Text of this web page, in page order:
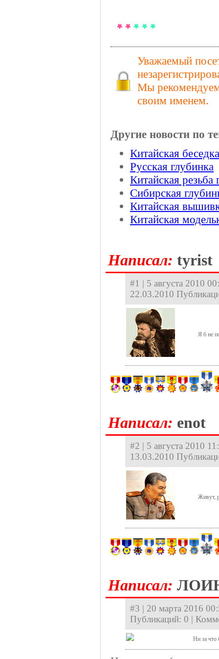
Уважаемый
Мы рекомендуем
своим именем.
Другие новости по
Китайская беседка
Русская глубинка
Китайская
Сибирская
Китайская
Китайская
Hаписал: tyrist
#1 | 5 августа 2010
22.03.2010
Я б не
Hаписал: enot
#2 | 5 августа 2010
13.03.2010
Живут,
Hаписал:
#3 | 20 марта 2016
Публикаций: 0 |
Ни за что